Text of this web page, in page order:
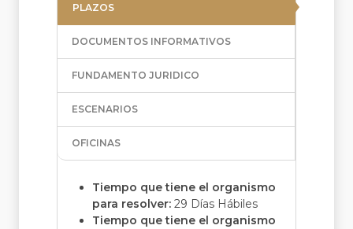
PLAZOS
DOCUMENTOS INFORMATIVOS
FUNDAMENTO JURIDICO
ESCENARIOS
OFICINAS
Tiempo que tiene el organismo
para resolver: 29 Días Hábiles
Tiempo que tiene el organismo